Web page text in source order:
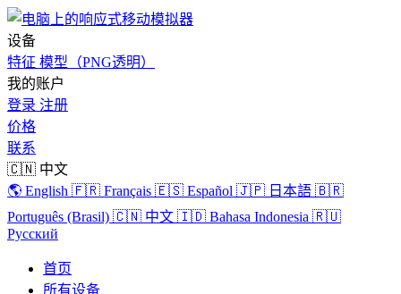
设备
特征 模型（PNG透明）
我的账户
登录 注册
价格
联系
🇨🇳 中文
🌎 English 🇫🇷 Français 🇪🇸 Español 🇯🇵 日本語 🇧🇷
Português (Brasil) 🇨🇳 中文 🇮🇩 Bahasa Indonesia 🇷🇺
Русский
首页
所有设备